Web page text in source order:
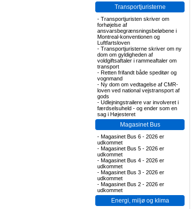
Transportjuristerne
- Transportjuristen skriver om
forhøjelse af
ansvarsbegrænsningsbeløbene i
Montreal-konventionen og
Luftfartsloven
- Transportjuristerne skriver om ny
dom om gyldigheden af
voldgiftsaftaler i rammeaftaler om
transport
- Retten frifandt både speditør og
vognmand
- Ny dom om vedtagelse af CMR-
loven ved national vejstransport af
gods
- Udlejningstrailere var involveret i
færdselsuheld - og ender som en
sag i Højesteret
Magasinet Bus
- Magasinet Bus 6 - 2026 er
udkommet
- Magasinet Bus 5 - 2026 er
udkommet
- Magasinet Bus 4 - 2026 er
udkommet
- Magasinet Bus 3 - 2026 er
udkommet
- Magasinet Bus 2 - 2026 er
udkommet
Energi, miljø og klima